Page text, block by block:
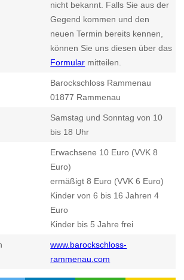
nicht bekannt. Falls Sie aus der
Gegend kommen und den
neuen Termin bereits kennen,
können Sie uns diesen über das
Formular mitteilen.
Barockschloss Rammenau
01877 Rammenau
Samstag und Sonntag von 10
bis 18 Uhr
Erwachsene 10 Euro (VVK 8
Euro)
ermäßigt 8 Euro (VVK 6 Euro)
Kinder von 6 bis 16 Jahren 4
Euro
Kinder bis 5 Jahre frei
www.barockschloss-
rammenau.com